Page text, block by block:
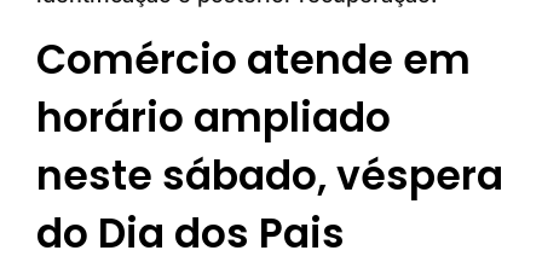
Comércio atende em
horário ampliado
neste sábado, véspera
do Dia dos Pais